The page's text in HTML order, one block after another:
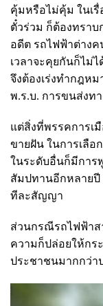
คุ้มหรือไม่คุ้ม ในเ
ตั๋วร่วม ก็ต้องทรา
อดีต รถไฟฟ้าต่างค
เวลาจะคุยกันก็ไม่
จึงต้องเร่งทำกฎห
พ.ร.บ. การขนส่งทา
แต่สิ่งที่พรรคการเ
ขายฝัน ในการเลือ
ในระดับอื่นก็มีการ
สัมปทานอีกหลายปี
ทีละสัญญา
ส่วนกรณีรถไฟฟ้าส
ความก็ปล่อยให้กร
ประชาชนมากกว่า